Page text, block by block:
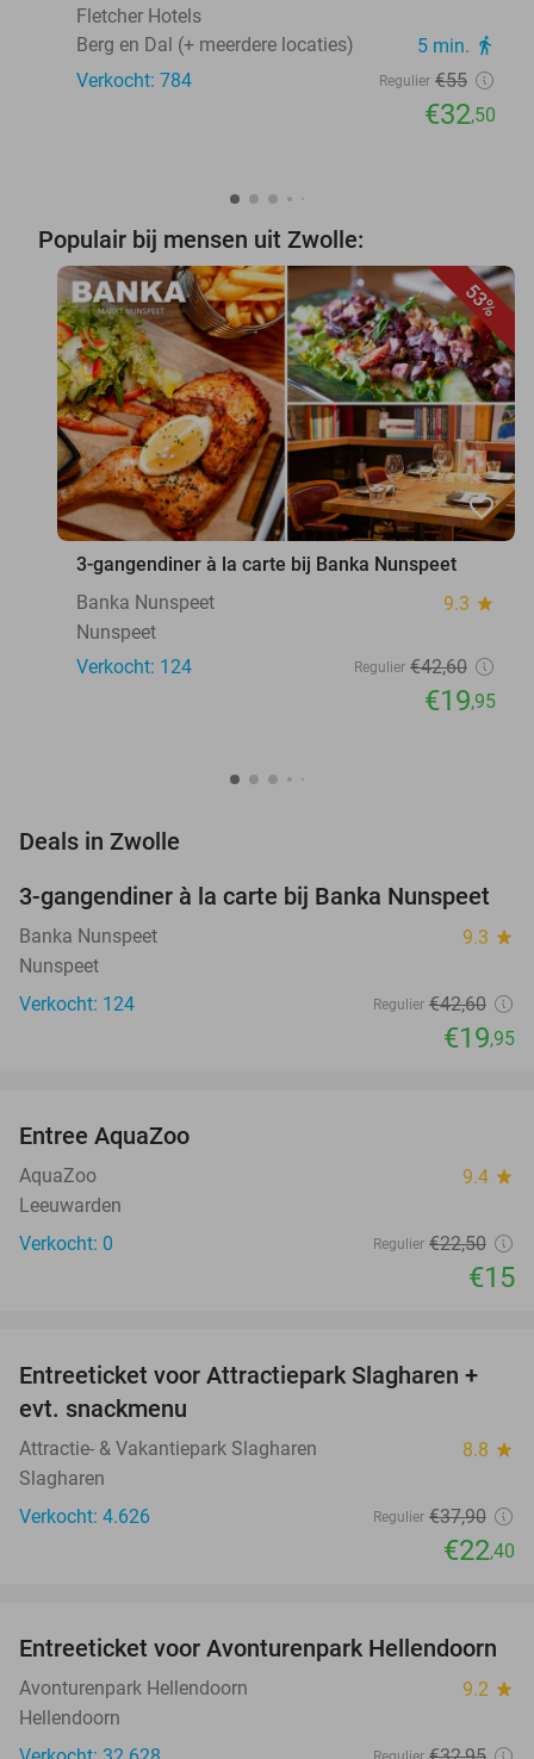
Fletcher Hotels
Berg en Dal (+ meerdere locaties)
5 min. directions_walk
Verkocht: 784 Regulier €55
€32,50
Populair bij mensen uit Zwolle:
53%
favorite_border
3-gangendiner à la carte bij Banka Nunspeet
Banka Nunspeet
9.3 star
Nunspeet
Verkocht: 124
Regulier €42,60
€19,95
Deals in Zwolle
53%
3-gangendiner à la carte bij Banka Nunspeet
Banka Nunspeet 9.3 star
Nunspeet
Verkocht: 124
Regulier €42,60
€19,95
TODAY
Entree AquaZoo
AquaZoo 9.4 star
Leeuwarden
Verkocht: 0
Regulier €22,50
€15
41%
Entreeticket voor Attractiepark Slagharen +
evt. snackmenu
Attractie- & Vakantiepark Slagharen 8.8 star
Slagharen
Verkocht: 4.626
Regulier €37,90
€22,40
41%
Entreeticket voor Avonturenpark Hellendoorn
Avonturenpark Hellendoorn 9.2 star
Hellendoorn